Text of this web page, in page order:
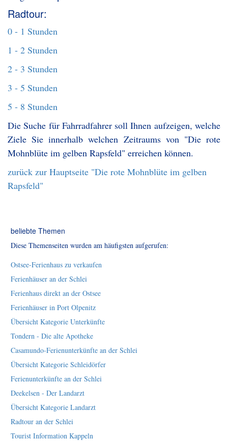
Radtour:
0 - 1 Stunden
1 - 2 Stunden
2 - 3 Stunden
3 - 5 Stunden
5 - 8 Stunden
Die Suche für Fahrradfahrer soll Ihnen aufzeigen, welche
Ziele Sie innerhalb welchen Zeitraums von "Die rote
Mohnblüte im gelben Rapsfeld" erreichen können.
zurück zur Hauptseite "Die rote Mohnblüte im gelben
Rapsfeld"
beliebte Themen
Diese Themenseiten wurden am häufigsten aufgerufen:
Ostsee-Ferienhaus zu verkaufen
Ferienhäuser an der Schlei
Ferienhaus direkt an der Ostsee
Ferienhäuser in Port Olpenitz
Übersicht Kategorie Unterkünfte
Tondern - Die alte Apotheke
Casamundo-Ferienunterkünfte an der Schlei
Übersicht Kategorie Schleidörfer
Ferienunterkünfte an der Schlei
Deekelsen - Der Landarzt
Übersicht Kategorie Landarzt
Radtour an der Schlei
Tourist Information Kappeln